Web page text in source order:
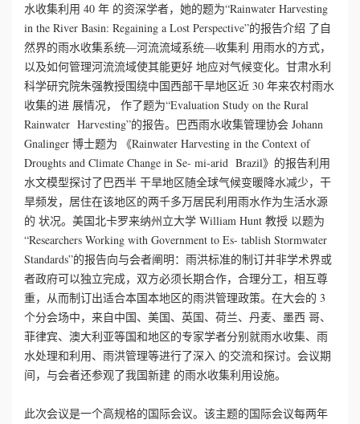
水收集利用 40 年 的资深学者，她的题为“Rainwater Harvesting
in the River Basin: Regaining a Lost Perspective”的报告介绍 了自
然界的雨水收集系统—河流流域系统—收集利 用雨水的方式，
以及如何管理河流流域使其能更好 地应对气候变化。甘肃水利
科学研究院朱强教授围绕中国西部干旱地区近 30 年来农村雨水
收集的进 展情况， 作了题为“Evaluation Study on the Rural
Rainwater Harvesting”的报告。巴西雨水收集管理协会 Johann
Gnalinger 博士题为 《Rainwater Harvesting in the Context of
Droughts and Climate Change in Se- mi-arid Brazil》的报告利用
水文模型探讨了巴西半 干旱地区随全球气候变暖降水减少，干
旱频发，居住在该地区的两千多万居民利用雨水作为生活水源
的 状况。美国北卡罗来纳州立大学 William Hunt 教授 以题为
“Researchers Working with Government to Es- tablish Stormwater
Standards”的报告向与会者阐明：雨洪标准的制订并非学术界或
者政府可以独立完成，双方必须长期合作，合理分工，相互尊
重，从而制订出适合本国本地区的雨洪管理政策。在大会的 3
个分会场中，来自中国、美国、英国、荷兰、丹麦、墨西 哥、
菲律宾、澳大利亚等国和地区的专家学者分别就雨水收集、雨
水处理和利用、雨洪管理等进行了深入 的交流和探讨。会议期
间，与会者还参观了我国新建 的雨水收集利用设施。
此次会议是一个高规格的国际会议。该主题的国际会议每两年